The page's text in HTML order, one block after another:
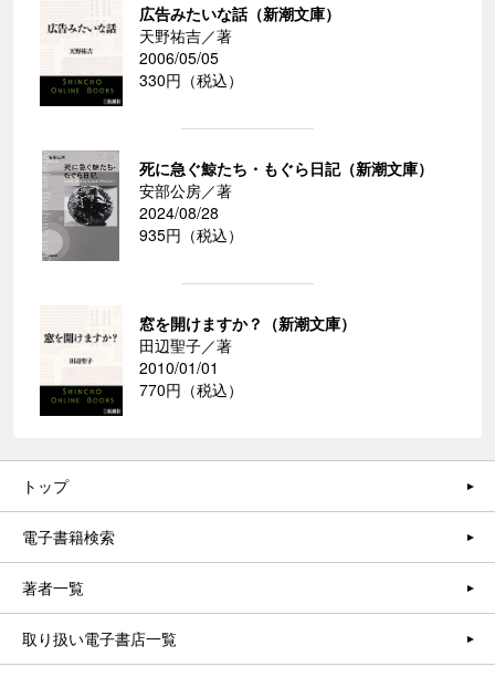
広告みたいな話（新潮文庫）
天野祐吉／著
2006/05/05
330円（税込）
死に急ぐ鯨たち・もぐら日記（新潮文庫）
安部公房／著
2024/08/28
935円（税込）
窓を開けますか？（新潮文庫）
田辺聖子／著
2010/01/01
770円（税込）
トップ
電子書籍検索
著者一覧
取り扱い電子書店一覧